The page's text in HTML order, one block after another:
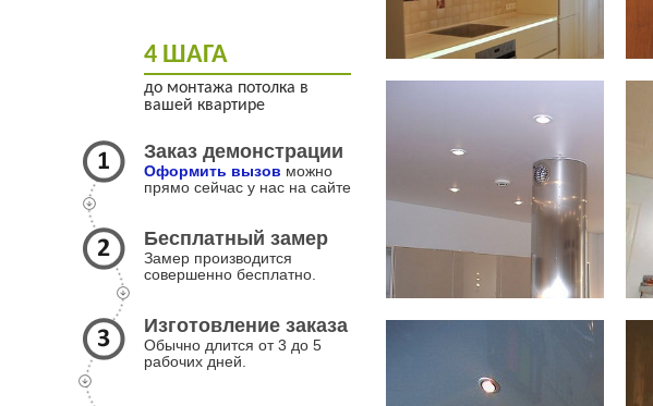
4 ШАГА
до монтажа потолка в
вашей квартире
Заказ демонстрации
Оформить вызов можно
прямо сейчас у нас на сайте
Бесплатный замер
Замер производится
совершенно бесплатно.
Изготовление заказа
Обычно длится от 3 до 5
рабочих дней.